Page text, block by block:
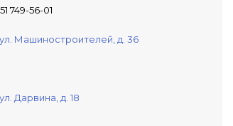
749-56-01
ул. Машиностроителей, д. 36
ул. Дарвина, д. 18